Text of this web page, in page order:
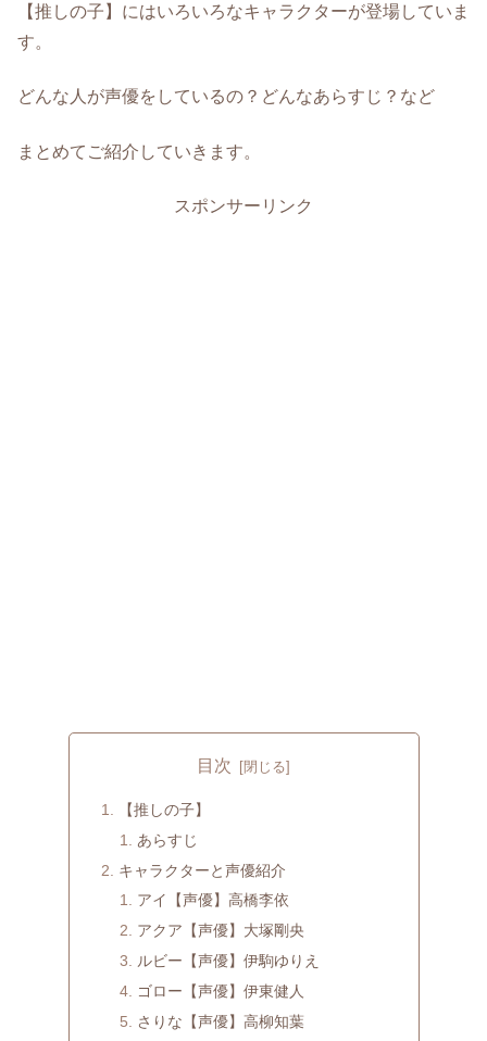
【推しの子】にはいろいろなキャラクターが登場していま
す。
どんな人が声優をしているの？どんなあらすじ？など
まとめてご紹介していきます。
スポンサーリンク
目次
【推しの子】
あらすじ
キャラクターと声優紹介
アイ【声優】高橋李依
アクア【声優】大塚剛央
ルビー【声優】伊駒ゆりえ
ゴロー【声優】伊東健人
さりな【声優】高柳知葉